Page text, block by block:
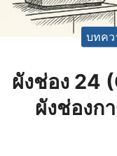
บทค
ผังช่อง 24
ผังช่องก